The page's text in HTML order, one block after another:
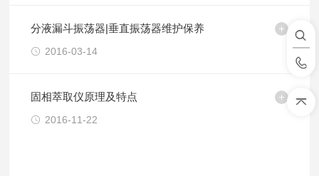
分液漏斗振荡器|垂直振荡器维护保养
2016-03-14
固相萃取仪原理及特点
2016-11-22